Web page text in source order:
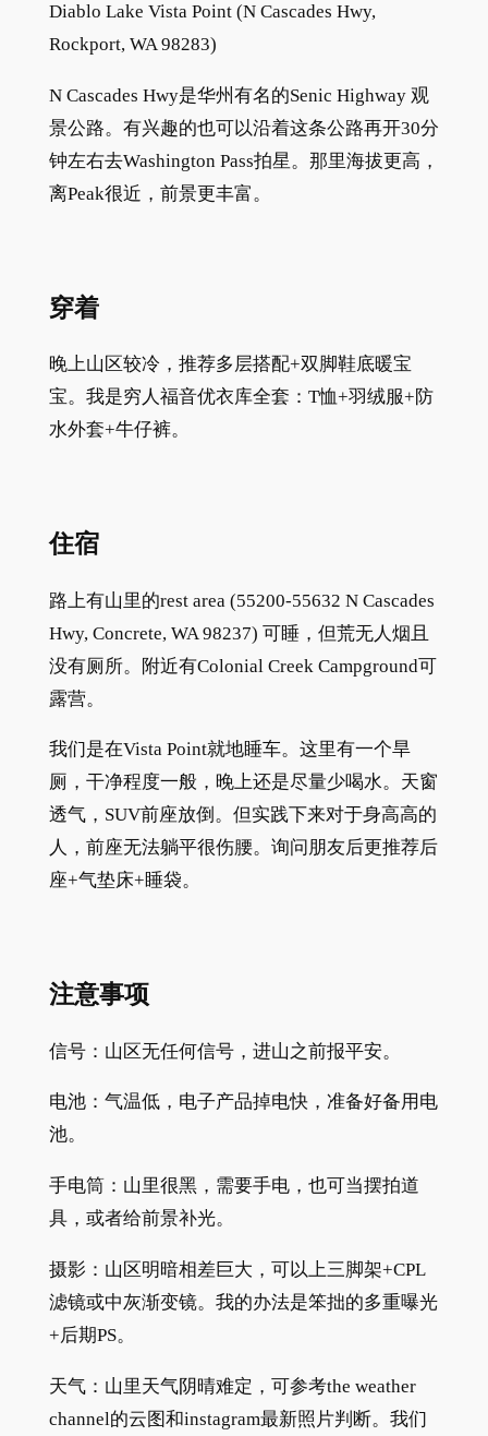
Diablo Lake Vista Point (N Cascades Hwy,
Rockport, WA 98283)
N Cascades Hwy是华州有名的Senic Highway 观
景公路。有兴趣的也可以沿着这条公路再开30分
钟左右去Washington Pass拍星。那里海拔更高，
离Peak很近，前景更丰富。
穿着
晚上山区较冷，推荐多层搭配+双脚鞋底暖宝
宝。我是穷人福音优衣库全套：T恤+羽绒服+防
水外套+牛仔裤。
住宿
路上有山里的rest area (55200-55632 N Cascades
Hwy, Concrete, WA 98237) 可睡，但荒无人烟且
没有厕所。附近有Colonial Creek Campground可
露营。
我们是在Vista Point就地睡车。这里有一个旱
厕，干净程度一般，晚上还是尽量少喝水。天窗
透气，SUV前座放倒。但实践下来对于身高高的
人，前座无法躺平很伤腰。询问朋友后更推荐后
座+气垫床+睡袋。
注意事项
信号：山区无任何信号，进山之前报平安。
电池：气温低，电子产品掉电快，准备好备用电
池。
手电筒：山里很黑，需要手电，也可当摆拍道
具，或者给前景补光。
摄影：山区明暗相差巨大，可以上三脚架+CPL
滤镜或中灰渐变镜。我的办法是笨拙的多重曝光
+后期PS。
天气：山里天气阴晴难定，可参考the weather
channel的云图和instagram最新照片判断。我们